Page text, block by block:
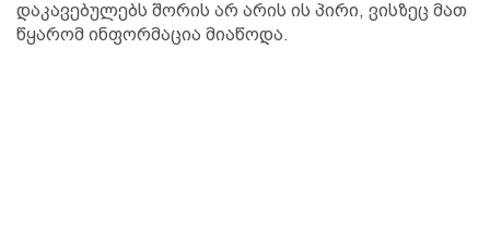
დაკავებულებს შორის არ არის ის პირი, ვისზეც მათ
წყარომ ინფორმაცია მიაწოდა.